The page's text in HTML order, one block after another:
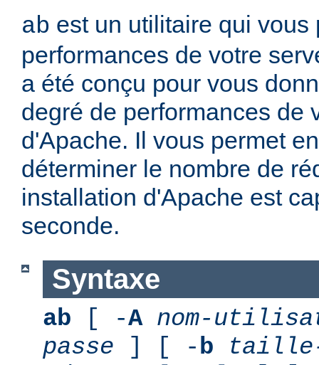
ab est un utilitaire qui vous
performances de votre
a été conçu pour vous
degré de performances de
d'Apache. Il vous permet
déterminer le nombre de
installation d'Apache est
seconde.
Syntaxe
ab [ -A nom-
passe ] [ -b
taille-